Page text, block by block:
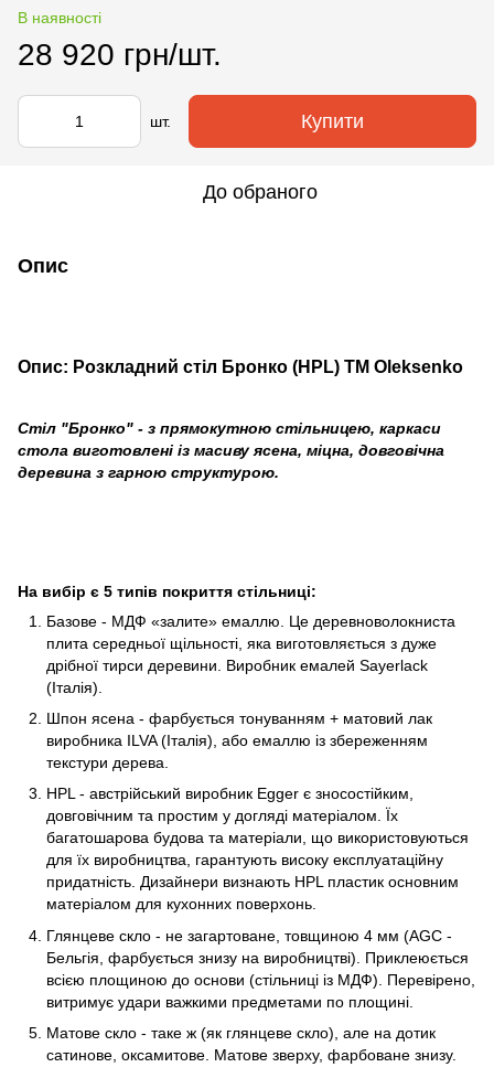
В наявності
28 920 грн/шт.
шт. Купити
До обраного
Опис
Опис: Розкладний стіл Бронко (HPL) TM Oleksenko
Стіл "Бронко" - з прямокутною стільницею, каркаси
стола виготовлені із масиву ясена, міцна, довговічна
деревина з гарною структурою.
На вибір є 5 типів покриття стільниці:
Базове - МДФ «залите» емаллю. Це деревноволокниста
плита середньої щільності, яка виготовляється з дуже
дрібної тирси деревини. Виробник емалей Sayerlack
(Італія).
Шпон ясена - фарбується тонуванням + матовий лак
виробника ILVA (Італія), або емаллю із збереженням
текстури дерева.
HPL - австрійський виробник Egger є зносостійким,
довговічним та простим у догляді матеріалом. Їх
багатошарова будова та матеріали, що використовуються
для їх виробництва, гарантують високу експлуатаційну
придатність. Дизайнери визнають HPL пластик основним
матеріалом для кухонних поверхонь.
Глянцеве скло - не загартоване, товщиною 4 мм (AGC -
Бельгія, фарбується знизу на виробництві). Приклеюється
всією площиною до основи (стільниці із МДФ). Перевірено,
витримує удари важкими предметами по площині.
Матове скло - таке ж (як глянцеве скло), але на дотик
сатинове, оксамитове. Матове зверху, фарбоване знизу.